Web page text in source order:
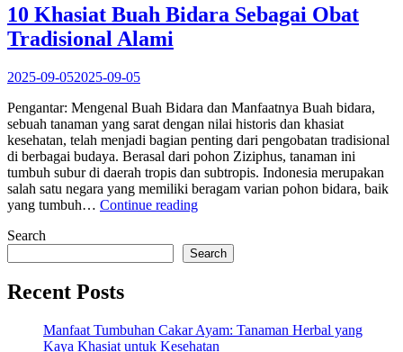
untuk
Redakan
10 Khasiat Buah Bidara Sebagai Obat
Tradisional Alami
2025-09-052025-09-05
Pengantar: Mengenal Buah Bidara dan Manfaatnya Buah bidara,
sebuah tanaman yang sarat dengan nilai historis dan khasiat
kesehatan, telah menjadi bagian penting dari pengobatan tradisional
di berbagai budaya. Berasal dari pohon Ziziphus, tanaman ini
tumbuh subur di daerah tropis dan subtropis. Indonesia merupakan
salah satu negara yang memiliki beragam varian pohon bidara, baik
yang tumbuh… Continue reading“10
Bidara
Search
Search
Recent Posts
Manfaat Tumbuhan Cakar Ayam: Tanaman Herbal yang
Kaya Khasiat untuk Kesehatan